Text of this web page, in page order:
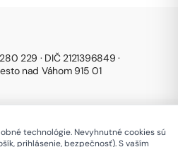
229 · DIČ 2121396849 ·
nad Váhom 915 01
technológie. Nevyhnutné cookies sú
prihlásenie, bezpečnosť). S vaším